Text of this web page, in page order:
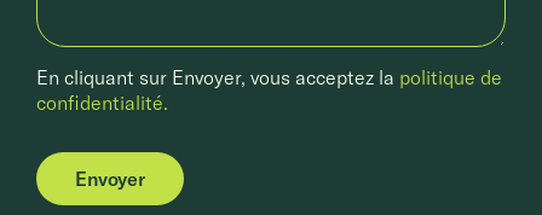
En cliquant sur Envoyer, vous acceptez la politique de
confidentialité.
Envoyer